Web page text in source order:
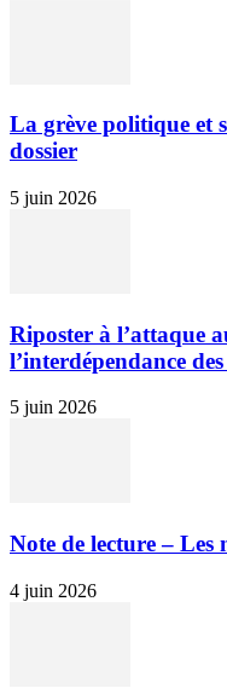
La grève politique et
dossier
5 juin 2026
Riposter à l’attaque
l’interdépendance
5 juin 2026
Note de lecture – Les
4 juin 2026